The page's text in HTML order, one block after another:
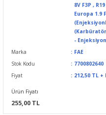
8V F3P ,
Europa 1.9
-
Marka
FAE
Stok Kodu
7700802640
Fiyat
212,50 TL +
Ürün Fiyatı
255,00 TL